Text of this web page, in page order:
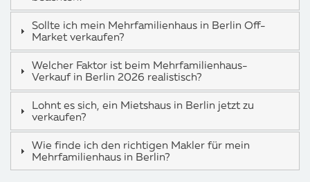
Sollte ich mein Mehrfamilienhaus in Berlin Off-
Market verkaufen?
Welcher Faktor ist beim Mehrfamilienhaus-
Verkauf in Berlin 2026 realistisch?
Lohnt es sich, ein Mietshaus in Berlin jetzt zu
verkaufen?
Wie finde ich den richtigen Makler für mein
Mehrfamilienhaus in Berlin?